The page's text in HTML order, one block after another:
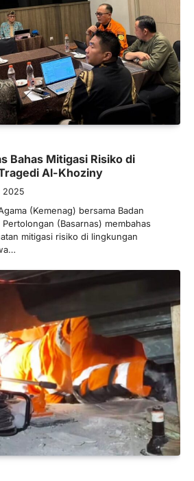
Bahas Mitigasi Risiko di
Al-Khoziny
2025
(Kemenag) bersama Badan
(Basarnas) membahas
mitigasi risiko di lingkungan